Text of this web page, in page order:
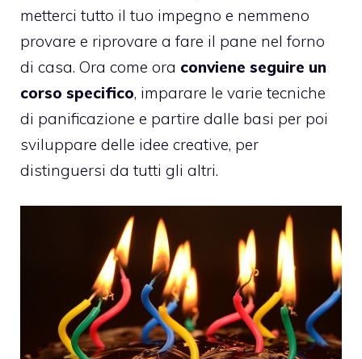
metterci tutto il tuo impegno e nemmeno
provare e riprovare a fare il pane nel forno
di casa. Ora come ora conviene seguire un
corso specifico, imparare le varie tecniche
di panificazione e partire dalle basi per poi
sviluppare delle idee creative, per
distinguersi da tutti gli altri.